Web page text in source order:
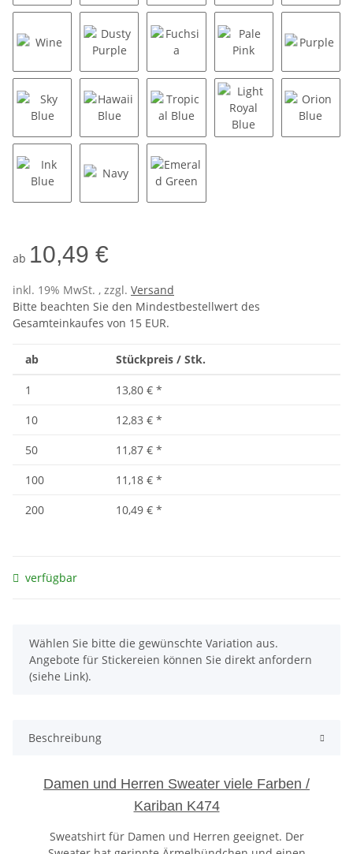
Peach Candyfloss True Coral Red Cherry
Wine Dusty PurpleFuchsia Pale Pink Purple
Sky Blue Hawaii Blue Tropical Blue
ab 10,49 €
inkl. 19% MwSt. , zzgl. Versand
Bitte beachten Sie den Mindestbestellwert des
Gesamteinkaufes von 15 EUR.
ab Stückpreis / Stk.
1 13,80 € *
10
12,83 € *
50
11,87 € *
100
11,18 € *
200
10,49 € *
verfügbar
x
Wählen Sie bitte die gewünschte Variation aus.
Angebote für Stickereien können Sie direkt anfordern
(siehe Link).
Beschreibung
Damen und Herren Sweater viele Farben /
Kariban K474
Sweatshirt für Damen und Herren geeignet. Der